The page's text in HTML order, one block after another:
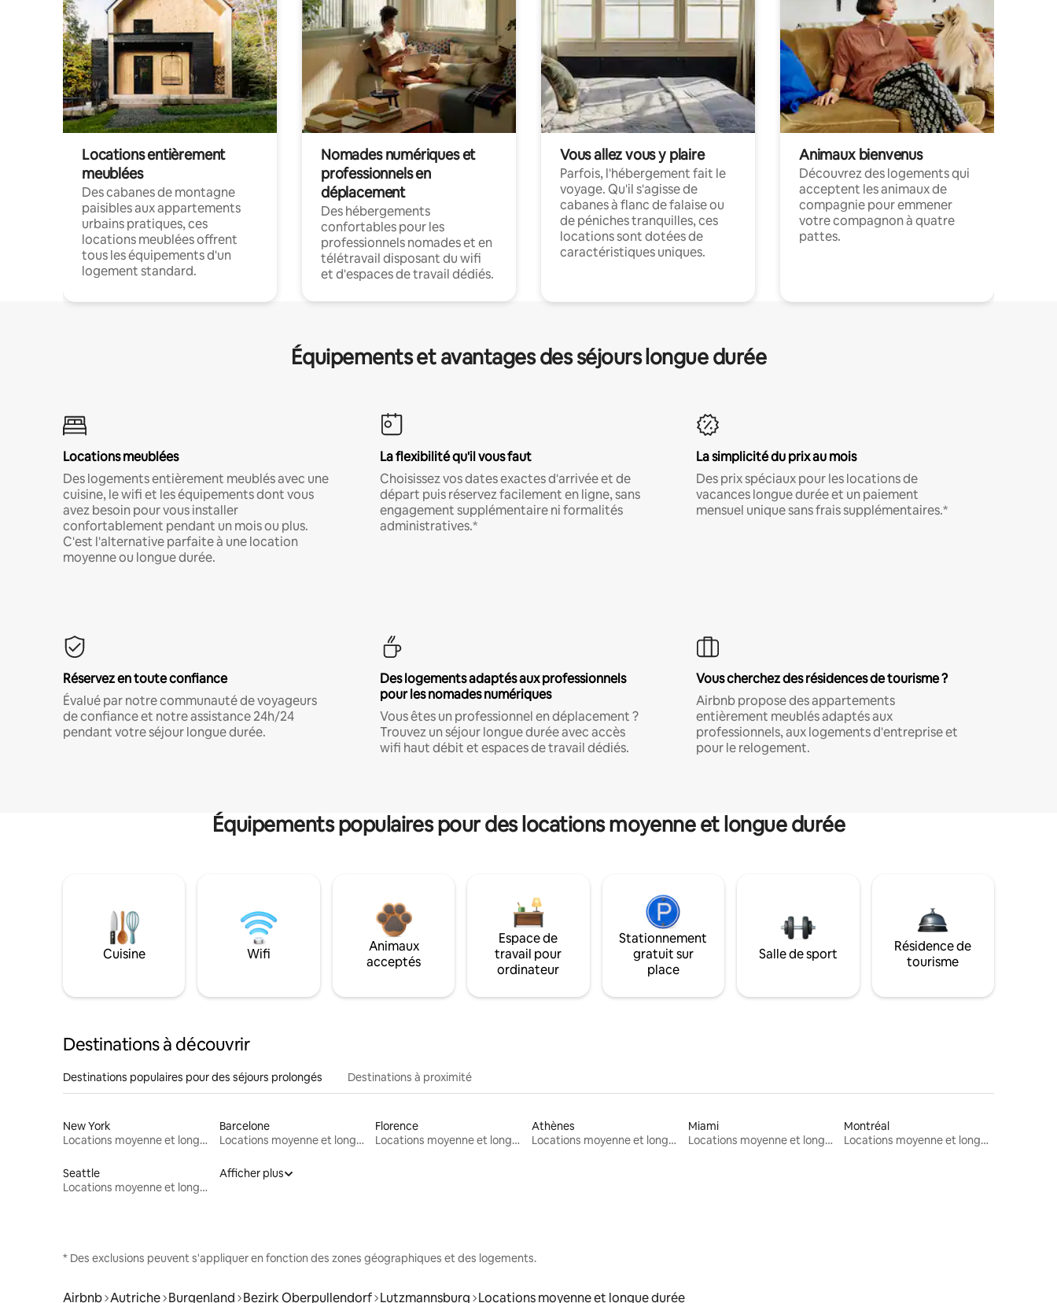
Locations entièrement
meublées
Des cabanes de montagne
paisibles aux appartements
urbains pratiques, ces
locations meublées offrent
tous les équipements d'un
logement standard.
Nomades numériques et
professionnels en
déplacement
Des hébergements
confortables pour les
professionnels nomades et en
télétravail disposant du wifi
et d'espaces de travail dédiés.
Vous allez vous y plaire
Parfois, l'hébergement fait le
voyage. Qu'il s'agisse de
cabanes à flanc de falaise ou
de péniches tranquilles, ces
locations sont dotées de
caractéristiques uniques.
Animaux bienvenus
Découvrez des logements qui
acceptent les animaux de
compagnie pour emmener
votre compagnon à quatre
pattes.
Équipements et avantages des séjours longue durée
Locations meublées
Des logements entièrement meublés avec une
cuisine, le wifi et les équipements dont vous
avez besoin pour vous installer
confortablement pendant un mois ou plus.
C'est l'alternative parfaite à une location
moyenne ou longue durée.
La flexibilité qu'il vous faut
Choisissez vos dates exactes d'arrivée et de
départ puis réservez facilement en ligne, sans
engagement supplémentaire ni formalités
administratives.*
La simplicité du prix au mois
Des prix spéciaux pour les locations de
vacances longue durée et un paiement
mensuel unique sans frais supplémentaires.*
Réservez en toute confiance
Évalué par notre communauté de voyageurs
de confiance et notre assistance 24h/24
pendant votre séjour longue durée.
Des logements adaptés aux professionnels
pour les nomades numériques
Vous êtes un professionnel en déplacement ?
Trouvez un séjour longue durée avec accès
wifi haut débit et espaces de travail dédiés.
Vous cherchez des résidences de tourisme ?
Airbnb propose des appartements
entièrement meublés adaptés aux
professionnels, aux logements d'entreprise et
pour le relogement.
Équipements populaires pour des locations moyenne et longue durée
Cuisine Wifi
Animaux
acceptés
Espace de
travail pour
ordinateur
Stationnement
gratuit sur
place
Salle de sport
Résidence de
tourisme
Destinations à découvrir
Destinations populaires pour des séjours prolongés Destinations à proximité
New York
Locations moyenne et longue durée
Barcelone
Locations moyenne et longue durée
Florence
Locations moyenne et longue durée
Athènes
Locations moyenne et longue durée
Miami
Locations moyenne et longue durée
Montréal
Locations moyenne et longue durée
Seattle
Locations moyenne et longue durée
Afficher plus
* Des exclusions peuvent s'appliquer en fonction des zones géographiques et des logements.
Airbnb Autriche Burgenland Bezirk Oberpullendorf Lutzmannsburg Locations moyenne et longue durée